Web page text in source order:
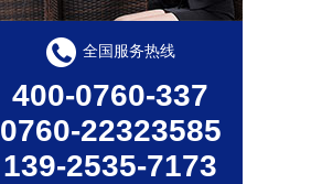
线条灯LXT-C12全国服务热线
400-0760-337
0760-22323585
139-2535-7173